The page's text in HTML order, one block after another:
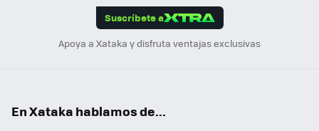
Suscríbete a
Apoya a Xataka y disfruta ventajas exclusivas
En Xataka hablamos de...